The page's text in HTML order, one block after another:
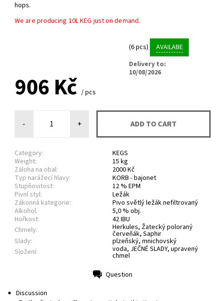
hops.
We are producing 10L KEG just on demand.
(6 pcs)
AVAILABE
Delivery to:
10/08/2026
906 Kč / pcs
- +
Category:
KEGS
Weight:
15 kg
Záloha na obal:
2000 Kč
Typ narážecí hlavy:
KORB - bajonet
Stupňovitost:
12 % EPM
Pivní styl:
Ležák
Zákonná kategorie:
Pivo světlý ležák nefiltrovaný
Alkohol:
5,0 % obj.
Hořkost:
42 IBU
Chmely:
Herkules, Žatecký poloraný
červeňák, Saphir
Slady:
plzeňský, mnichovský
Složení:
voda, JEČNÉ SLADY, upravený
chmel
Question
Discussion